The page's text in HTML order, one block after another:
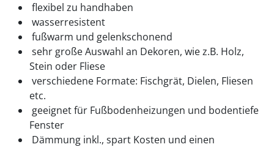
flexibel zu handhaben
wasserresistent
fußwarm und gelenkschonend
sehr große Auswahl an Dekoren, wie z.B. Holz,
Stein oder Fliese
verschiedene Formate: Fischgrät, Dielen, Fliesen
etc.
geeignet für Fußbodenheizungen und bodentiefe
Fenster
Dämmung inkl., spart Kosten und einen